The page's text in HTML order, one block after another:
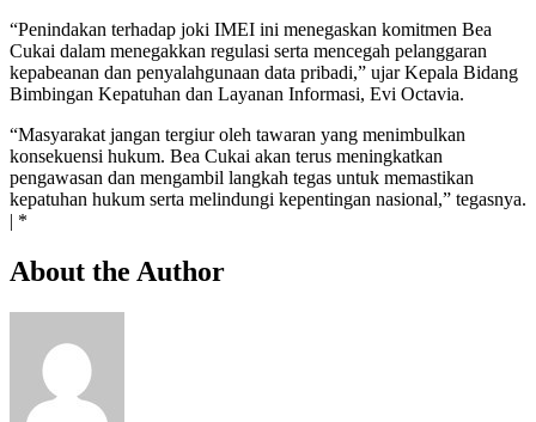
“Penindakan terhadap joki IMEI ini menegaskan komitmen Bea
Cukai dalam menegakkan regulasi serta mencegah pelanggaran
kepabeanan dan penyalahgunaan data pribadi,” ujar Kepala Bidang
Bimbingan Kepatuhan dan Layanan Informasi, Evi Octavia.
“Masyarakat jangan tergiur oleh tawaran yang menimbulkan
konsekuensi hukum. Bea Cukai akan terus meningkatkan
pengawasan dan mengambil langkah tegas untuk memastikan
kepatuhan hukum serta melindungi kepentingan nasional,” tegasnya.
| *
About the Author